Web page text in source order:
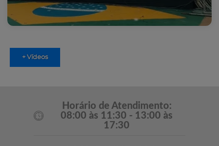
+ Vídeos
Horário de Atendimento:
08:00 às 11:30 - 13:00 às
17:30